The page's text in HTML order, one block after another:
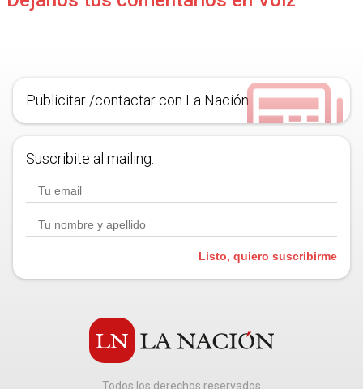
Publicitar /contactar con La Nación
Suscribite al mailing.
Listo, quiero suscribirme
Todos los derechos reservados